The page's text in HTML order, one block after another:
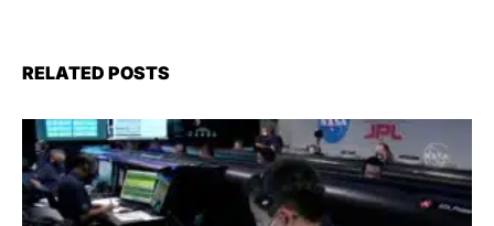
RELATED POSTS